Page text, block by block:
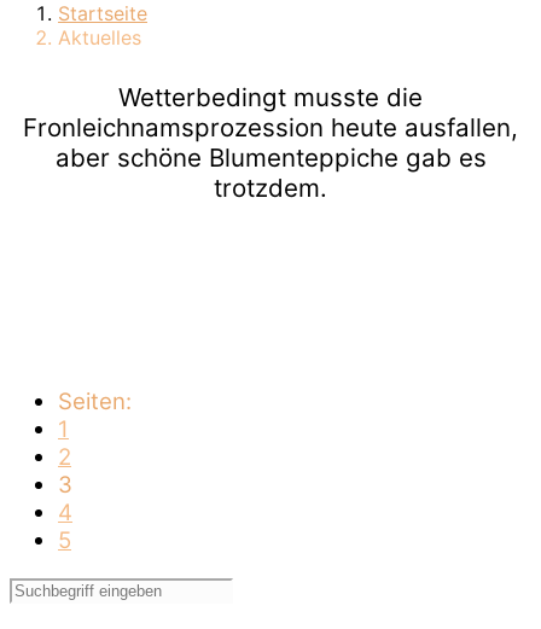
Startseite
Aktuelles
Wetterbedingt musste die
Fronleichnamsprozession heute ausfallen,
aber schöne Blumenteppiche gab es
trotzdem.
Seiten:
1
2
3
4
5